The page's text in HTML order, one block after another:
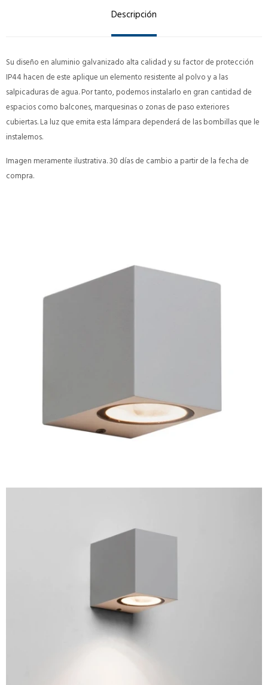
Descripción
Su diseño en aluminio galvanizado alta calidad y su factor de protección
IP44 hacen de este aplique un elemento resistente al polvo y a las
salpicaduras de agua. Por tanto, podemos instalarlo en gran cantidad de
espacios como balcones, marquesinas o zonas de paso exteriores
cubiertas. La luz que emita esta lámpara dependerá de las bombillas que le
instalemos.
Imagen meramente ilustrativa. 30 días de cambio a partir de la fecha de
compra.